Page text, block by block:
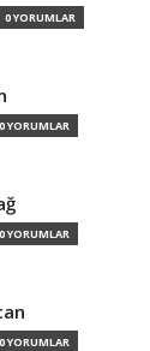
0 YORUMLAR
0 YORUMLAR
0 YORUMLAR
0 YORUMLAR